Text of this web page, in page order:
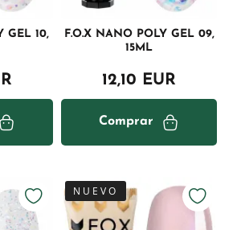
GEL 10,
F.O.X NANO POLY GEL 09,
15ML
12,10 EUR
Comprar
NUEVO